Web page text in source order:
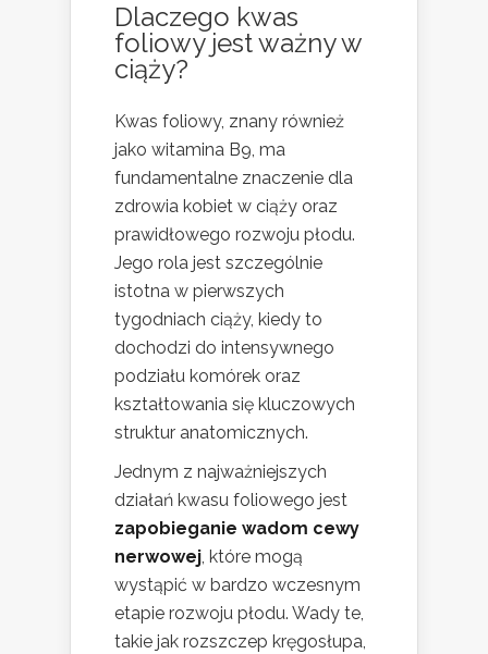
Dlaczego kwas
foliowy jest ważny w
ciąży?
Kwas foliowy, znany również
jako witamina B9, ma
fundamentalne znaczenie dla
zdrowia kobiet w ciąży oraz
prawidłowego rozwoju płodu.
Jego rola jest szczególnie
istotna w pierwszych
tygodniach ciąży, kiedy to
dochodzi do intensywnego
podziału komórek oraz
kształtowania się kluczowych
struktur anatomicznych.
Jednym z najważniejszych
działań kwasu foliowego jest
zapobieganie wadom cewy
nerwowej, które mogą
wystąpić w bardzo wczesnym
etapie rozwoju płodu. Wady te,
takie jak rozszczep kręgosłupa,